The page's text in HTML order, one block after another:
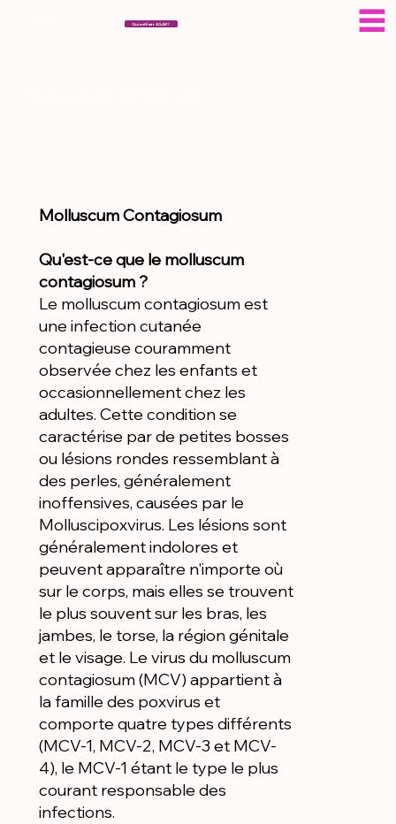
Qui est Eser AGAR?
Molluscum Contagiosum
Qu'est-ce que le molluscum
contagiosum ?
Le molluscum contagiosum est
une infection cutanée
contagieuse couramment
observée chez les enfants et
occasionnellement chez les
adultes. Cette condition se
caractérise par de petites bosses
ou lésions rondes ressemblant à
des perles, généralement
inoffensives, causées par le
Molluscipoxvirus. Les lésions sont
généralement indolores et
peuvent apparaître n'importe où
sur le corps, mais elles se trouvent
le plus souvent sur les bras, les
jambes, le torse, la région génitale
et le visage. Le virus du molluscum
contagiosum (MCV) appartient à
la famille des poxvirus et
comporte quatre types différents
(MCV-1, MCV-2, MCV-3 et MCV-
4), le MCV-1 étant le type le plus
courant responsable des
infections.